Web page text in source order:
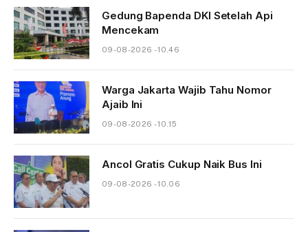
Gedung Bapenda DKI Setelah Api
Mencekam
09-08-2026 - 10.46
Warga Jakarta Wajib Tahu Nomor
Ajaib Ini
09-08-2026 - 10.15
Ancol Gratis Cukup Naik Bus Ini
09-08-2026 - 10.06